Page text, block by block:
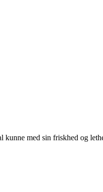
kunne med sin friskhed og